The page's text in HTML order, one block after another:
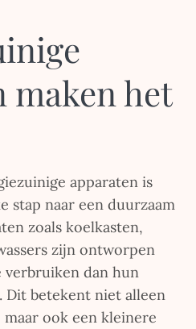
maken het
apparaten is
stap naar een duurzaam
zoals koelkasten,
zijn ontworpen
dan hun
Dit betekent niet alleen
ook een kleinere